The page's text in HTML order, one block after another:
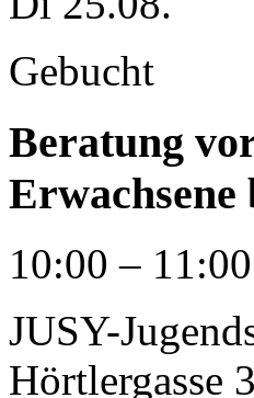
Gebucht
Beratung
Erwachsene
10:00 – 11:00
JUSY-
Hörtlergasse